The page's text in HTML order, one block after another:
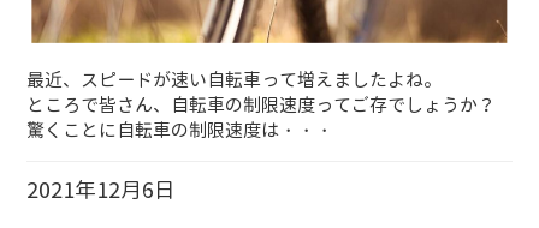
最近、スピードが速い自転車って増えましたよね。
ところで皆さん、自転車の制限速度ってご存でしょうか？
驚くことに自転車の制限速度は・・・
2021年12月6日